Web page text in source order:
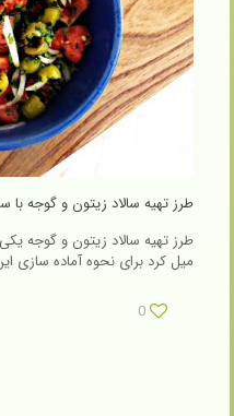
طرز تهیه سالاد زیتون و گوجه
طرز تهیه سالاد زیتون و گوجه
میل کرد برای نحوه آماده سازی
0